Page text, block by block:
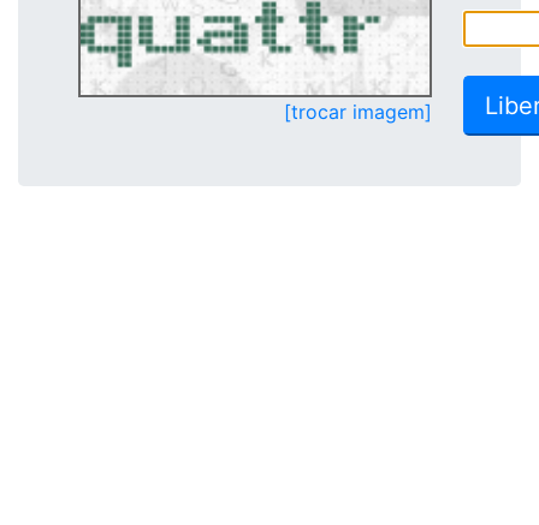
[trocar imagem]